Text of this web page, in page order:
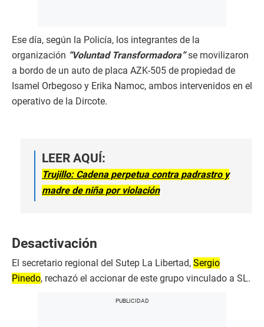
Ese día, según la Policía, los integrantes de la
organización “Voluntad Transformadora”se movilizaron
a bordo de un auto de placa AZK-505 de propiedad de
Isamel Orbegoso y Erika Namoc, ambos intervenidos en el
operativo de la Dircote.
LEER AQUÍ:
Trujillo: Cadena perpetua contra padrastro y
madre de niña por violación
Desactivación
El secretario regional del Sutep La Libertad, Sergio
Pinedo, rechazó el accionar de este grupo vinculado a SL.